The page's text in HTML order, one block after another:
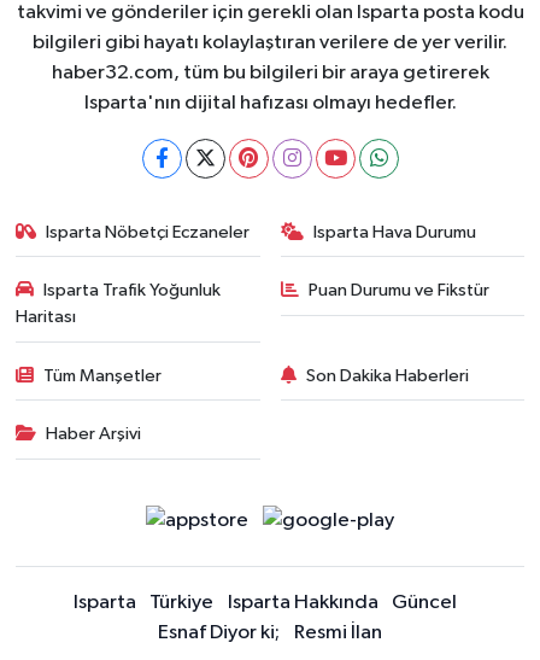
takvimi ve gönderiler için gerekli olan Isparta posta kodu
bilgileri gibi hayatı kolaylaştıran verilere de yer verilir.
haber32.com, tüm bu bilgileri bir araya getirerek
Isparta'nın dijital hafızası olmayı hedefler.
Isparta Nöbetçi Eczaneler Isparta Hava Durumu
Isparta Trafik Yoğunluk
Haritası
Puan Durumu ve Fikstür
Tüm Manşetler Son Dakika Haberleri
Haber Arşivi
Isparta Türkiye Isparta Hakkında
Güncel
Esnaf Diyor ki;
Resmi İlan